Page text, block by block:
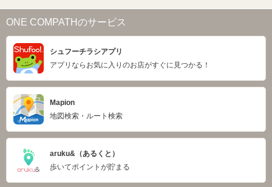
ONE COMPATHのサービス
シュフーチラシアプリ
アプリならお気に入りのお店がすぐに見つかる！
Mapion
地図検索・ルート検索
aruku&（あるくと）
歩いてポイントが貯まる